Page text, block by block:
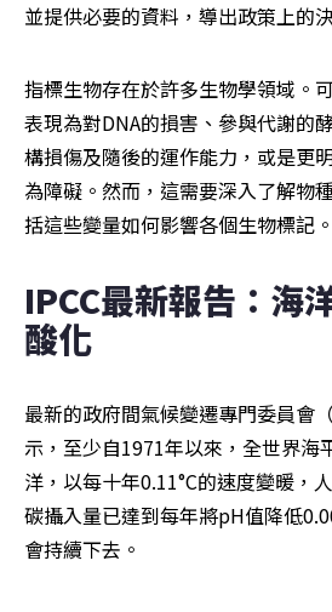
並提供必要的資料，導出政策上的
指標生物存在於許多生物學領域。
表現為對DNA的損害、參與代謝的
構損傷及隨後的運作能力，或是更
為障礙。然而，這需要深入了解物
括這些變量如何影響各個生物標記。
IPCC最新報告：海
酸化
最新的政府間氣候變遷專門委員會
示，至少自1971年以來，全世界海
洋，以每十年0.11°C的速度變暖，
碳攝入量已達到每年將pH值降低
會持續下去。